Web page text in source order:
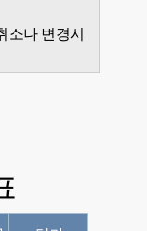
소나 변경시